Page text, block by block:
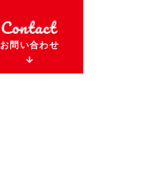
お問い合わせ